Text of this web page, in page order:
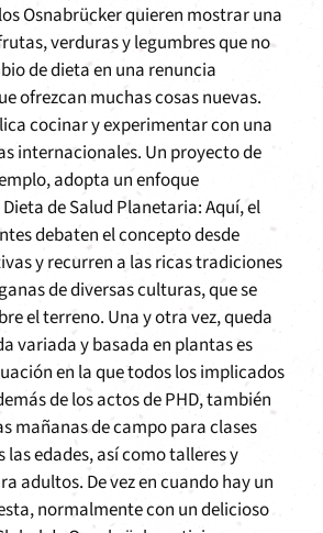
Osnabrücker quieren mostrar una
verduras y legumbres que no
de dieta en una renuncia
ofrezcan muchas cosas nuevas.
cocinar y experimentar con una
internacionales. Un proyecto de
adopta un enfoque
de Salud Planetaria: Aquí, el
debaten el concepto desde
y recurren a las ricas tradiciones
de diversas culturas, que se
el terreno. Una y otra vez, queda
variada y basada en plantas es
en la que todos los implicados
de los actos de PHD, también
mañanas de campo para clases
las edades, así como talleres y
adultos. De vez en cuando hay un
normalmente con un delicioso